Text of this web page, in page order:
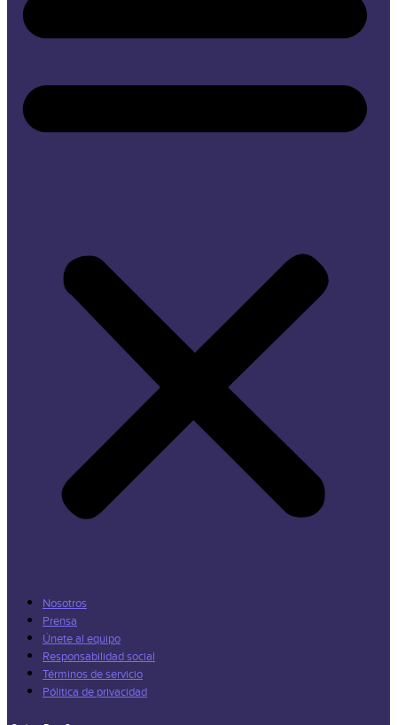
Nosotros
Prensa
Únete al equipo
Responsabilidad social
Términos de servicio
Pólitica de privacidad